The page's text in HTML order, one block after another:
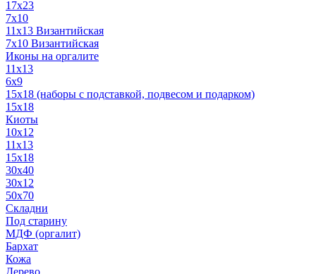
17x23
7x10
11x13 Византийская
7x10 Византийская
Иконы на оргалите
11x13
6x9
15х18 (наборы с подставкой, подвесом и подарком)
15x18
Киоты
10x12
11x13
15x18
30x40
30х12
50x70
Складни
Под старину
МДФ (оргалит)
Бархат
Кожа
Дерево